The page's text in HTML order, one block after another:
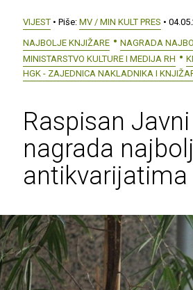
VIJEST • Piše: MV / MIN KULT PRES •
NAJBOLJE KNJIŽARE
NAGRADA
MINISTARSTVO KULTURE I MEDIJA RH
HGK - ZAJEDNICA NAKLADNIKA I
Raspisan
nagrada
antikvarijatima